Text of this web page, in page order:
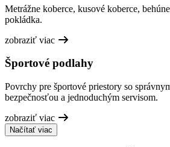
Metrážne koberce, kusové koberce,
pokládka.
zobraziť viac
Športové podlahy
Povrchy pre športové priestory so
bezpečnosťou a jednoduchým servisom.
zobraziť viac
Načítať viac